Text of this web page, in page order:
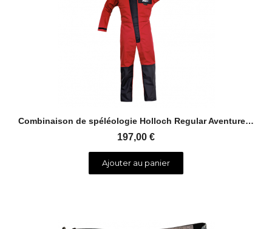
Aperçu rapide Combinaison de spéléologie Holloch Regular Aventure Verticale
197,00 €
Ajouter au panier